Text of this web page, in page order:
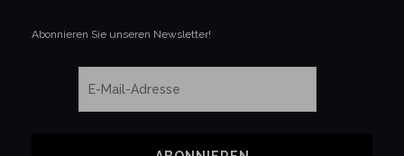
Abonnieren Sie unseren Newsletter!